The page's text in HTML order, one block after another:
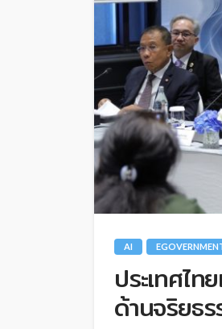
AI
ประเทศ​ไท
ด้านจริยธ